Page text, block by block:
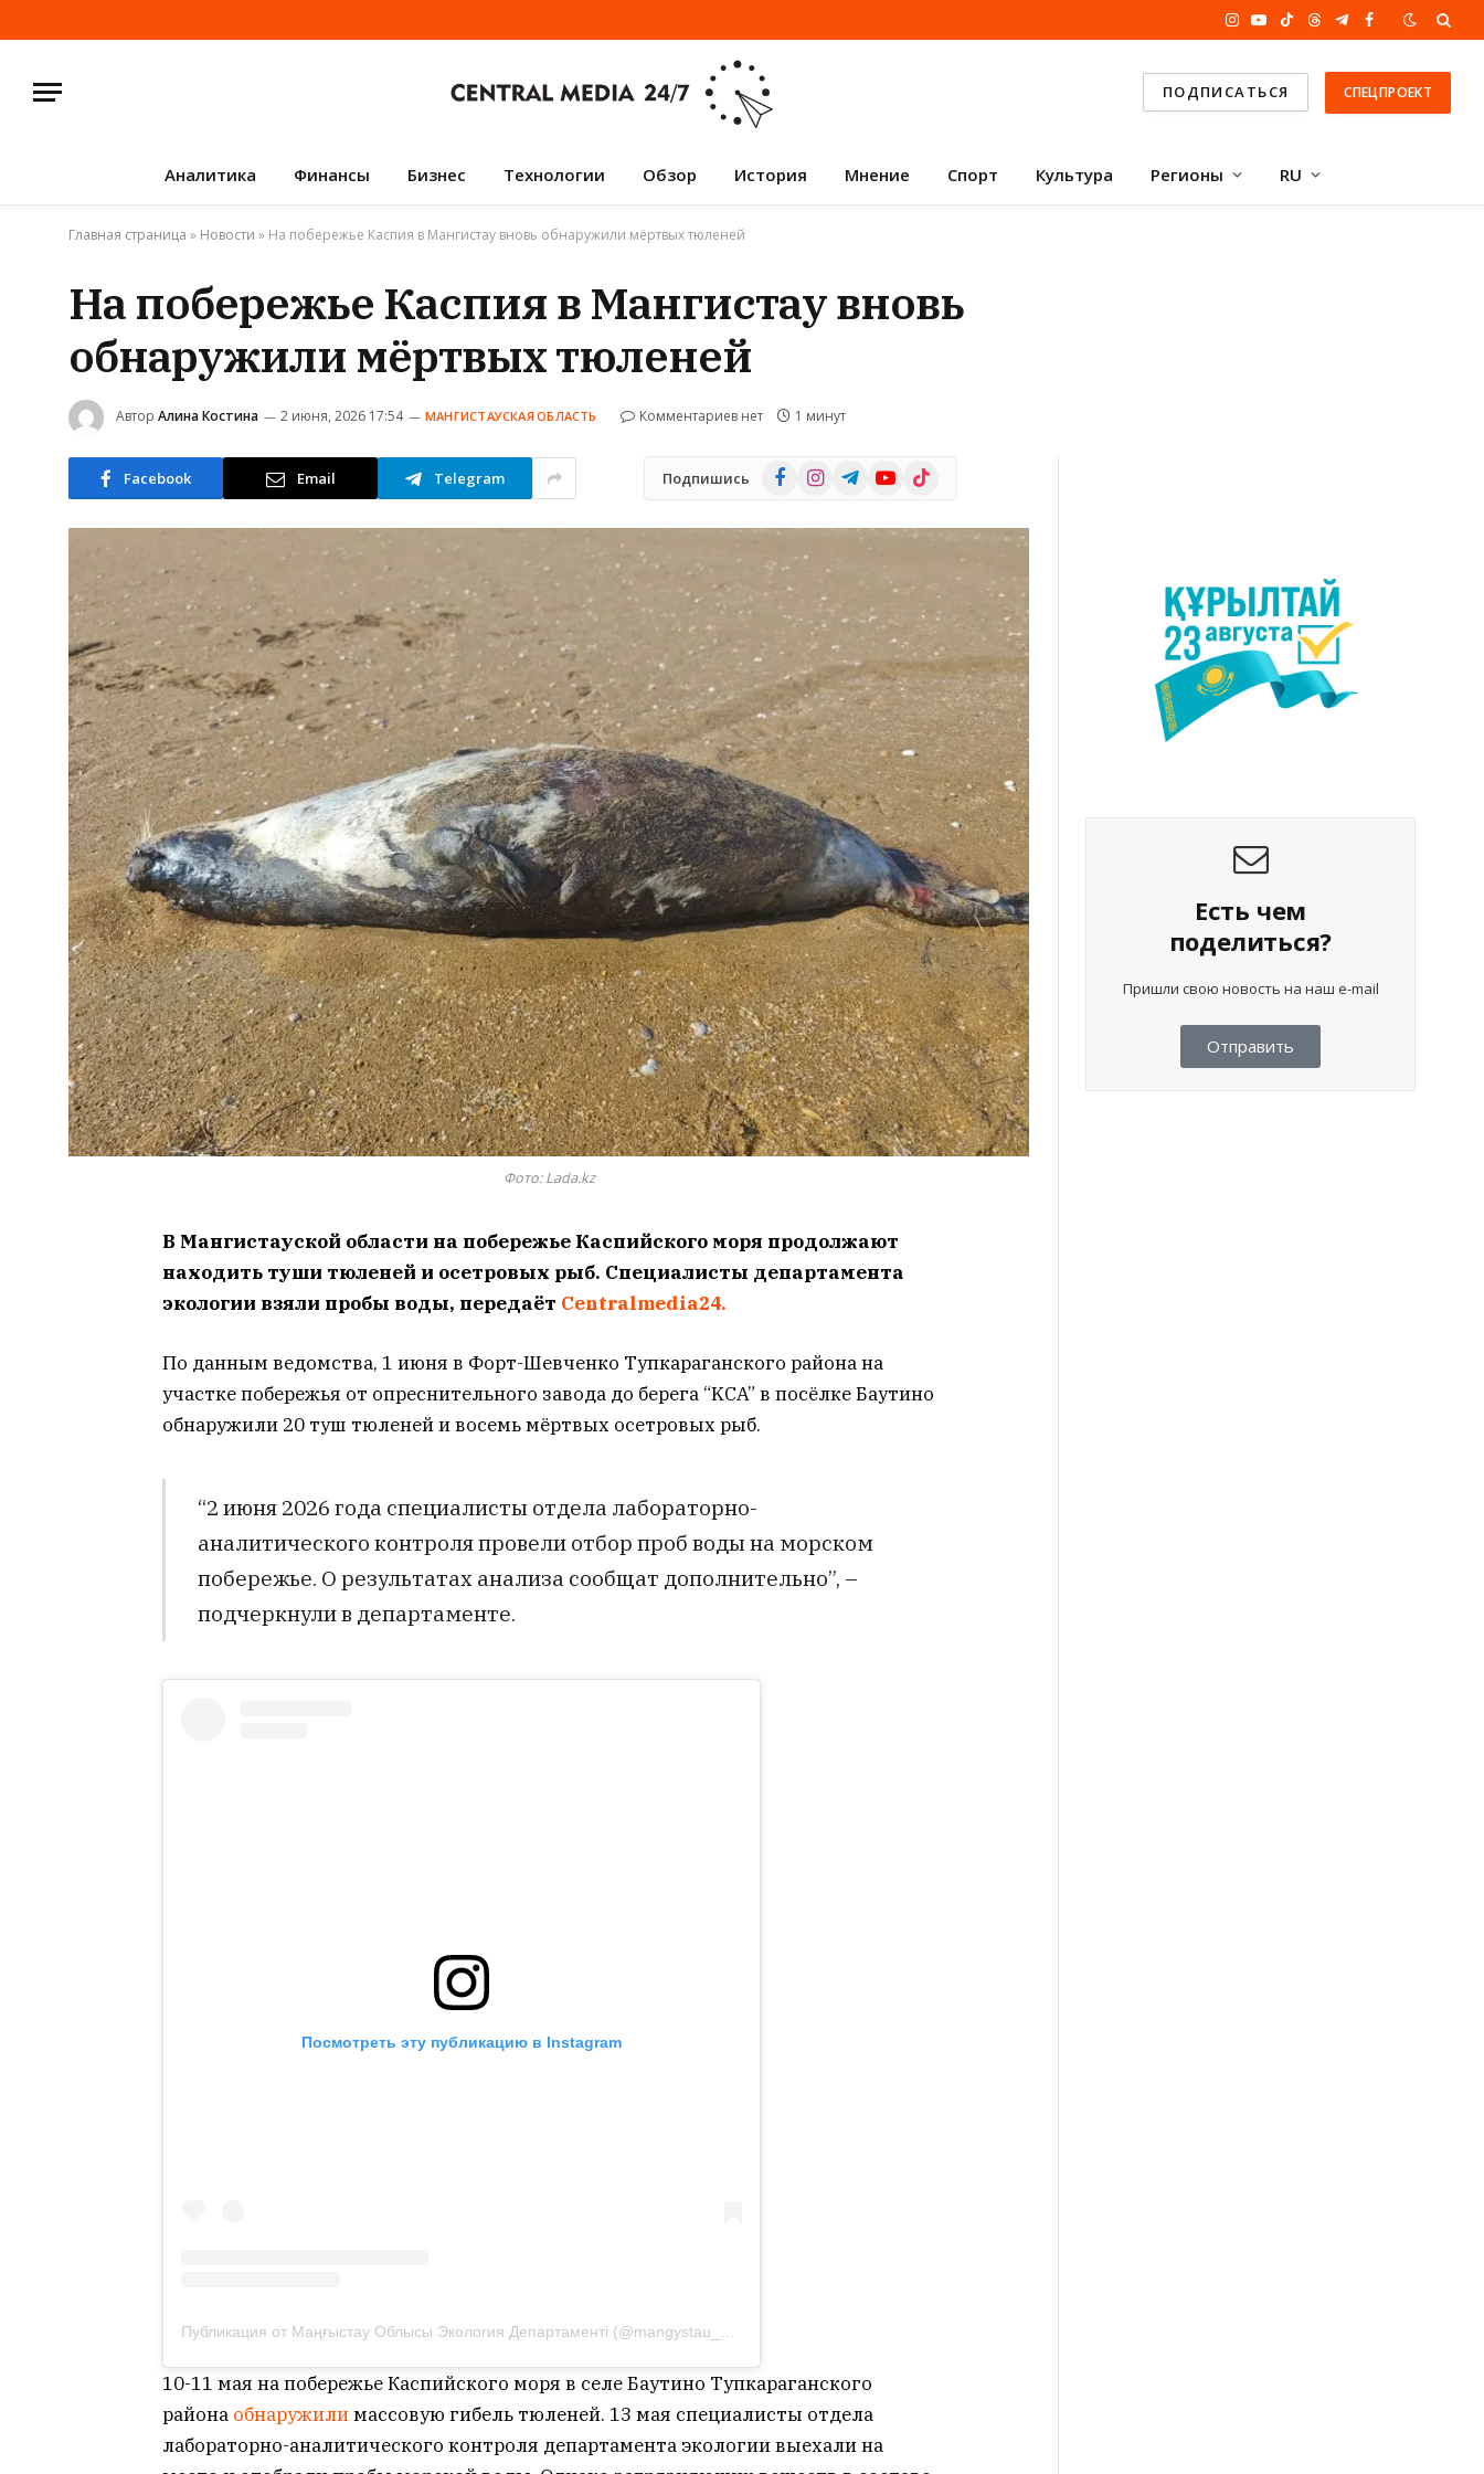
Instagram
YouTube
TikTokThreadsTelegram
Facebook
ПОДПИСАТЬСЯ СПЕЦПРОЕКТ
Аналитика Финансы Бизнес Технологии Обзор История Мнение Спорт Культура Регионы RU
Главная страница » Новости » На побережье Каспия в Мангистау вновь обнаружили мёртвых тюленей
На побережье Каспия в Мангистау вновь
обнаружили мёртвых тюленей
Автор Алина Костина 2 июня, 2026 17:54 МАНГИСТАУСКАЯ ОБЛАСТЬ Комментариев нет 1 минут
Facebook Email Telegram Подпишись FacebookInstagramTelegramYouTube
TikTok
Фото: Lada.kz
В Мангистауской области на побережье Каспийского моря продолжают
находить туши тюленей и осетровых рыб. Специалисты департамента
экологии взяли пробы воды, передаёт Centralmedia24.
По данным ведомства, 1 июня в Форт-Шевченко Тупкараганского района на
участке побережья от опреснительного завода до берега “KCA” в посёлке Баутино
обнаружили 20 туш тюленей и восемь мёртвых осетровых рыб.
“2 июня 2026 года специалисты отдела лабораторно-
аналитического контроля провели отбор проб воды на морском
побережье. О результатах анализа сообщат дополнительно”, –
подчеркнули в департаменте.
Посмотреть эту публикацию в Instagram
10-11 мая на побережье Каспийского моря в селе Баутино Тупкараганского
района обнаружилимассовую гибель тюленей. 13 мая специалисты отдела
лабораторно-аналитического контроля департамента экологии выехали на
Есть чем
поделиться?
Пришли свою новость на наш e-mail
Отправить